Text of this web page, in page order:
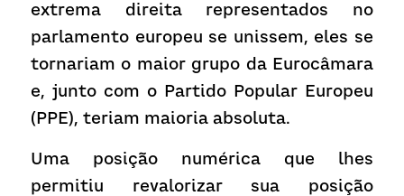
extrema direita representados no
parlamento europeu se unissem, eles se
tornariam o maior grupo da Eurocâmara
e, junto com o Partido Popular Europeu
(PPE), teriam maioria absoluta.
Uma posição numérica que lhes
permitiu revalorizar sua posição